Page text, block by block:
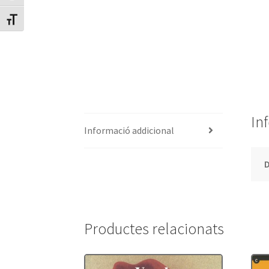
Canvia mida de lletra
Informació addicional
Productes relacionats